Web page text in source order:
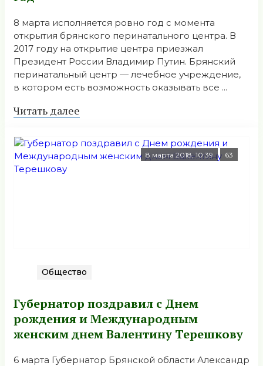
8 марта исполняется ровно год с момента
открытия брянского перинатального центра. В
2017 году на открытие центра приезжал
Президент России Владимир Путин. Брянский
перинатальный центр — лечебное учреждение,
в котором есть возможность оказывать все ...
Читать далее
8 марта 2018, 10:39 63
Общество
Губернатор поздравил с Днем
рождения и Международным
женским днем Валентину Терешкову
6 марта Губернатор Брянской области Александр